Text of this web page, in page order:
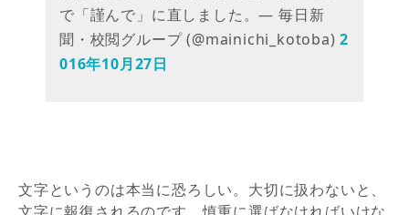
で「謹んで」に直しました。— 毎日新
聞・校閲グループ (@mainichi_kotoba)2
016年10月27日
文字というのは本当に恐ろしい。大切に扱わないと、